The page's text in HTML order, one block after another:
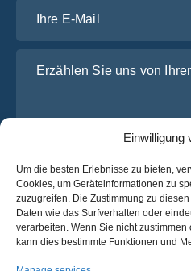
Einwilligung
Um die besten Erlebnisse zu bieten,
Cookies, um Geräteinformationen zu
zuzugreifen. Die Zustimmung zu
Daten wie das Surfverhalten oder
verarbeiten. Wenn Sie nicht
kann dies bestimmte Funktionen und
Ich habe dieDatenschutz-
gelesen und stimme ihnen